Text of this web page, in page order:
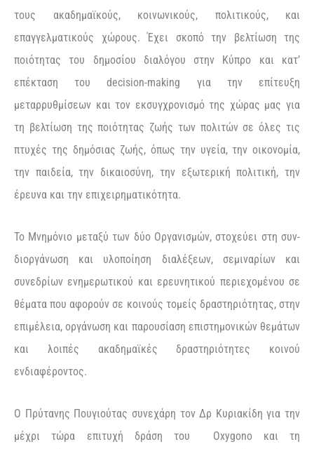
τους ακαδημαϊκούς, κοινωνικούς, πολιτικούς, και
επαγγελματικούς χώρους. Έχει σκοπό την βελτίωση της
ποιότητας του δημοσίου διαλόγου στην Κύπρο και κατ’
επέκταση του decision-making για την επίτευξη
μεταρρυθμίσεων και τον εκσυγχρονισμό της χώρας μας για
τη βελτίωση της ποιότητας ζωής των πολιτών σε όλες τις
πτυχές της δημόσιας ζωής, όπως την υγεία, την οικονομία,
την παιδεία, την δικαιοσύνη, την εξωτερική πολιτική, την
έρευνα και την επιχειρηματικότητα.
Το Μνημόνιο μεταξύ των δύο Οργανισμών, στοχεύει στη συν-
διοργάνωση και υλοποίηση διαλέξεων, σεμιναρίων και
συνεδρίων ενημερωτικού και ερευνητικού περιεχομένου σε
θέματα που αφορούν σε κοινούς τομείς δραστηριότητας, στην
επιμέλεια, οργάνωση και παρουσίαση επιστημονικών θεμάτων
και λοιπές ακαδημαϊκές δραστηριότητες κοινού
ενδιαφέροντος.
Ο Πρύτανης Πουγιούτας συνεχάρη τον Δρ Κυριακίδη για την
μέχρι τώρα επιτυχή δράση του Oxygono και τη